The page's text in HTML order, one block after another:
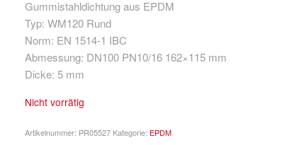
Gummistahldichtung aus EPDM
Typ: WM120 Rund
Norm: EN 1514-1 IBC
Abmessung: DN100 PN10/16 162×115 mm
Dicke: 5 mm
Nicht vorrätig
Artikelnummer: PR05527 Kategorie: EPDM